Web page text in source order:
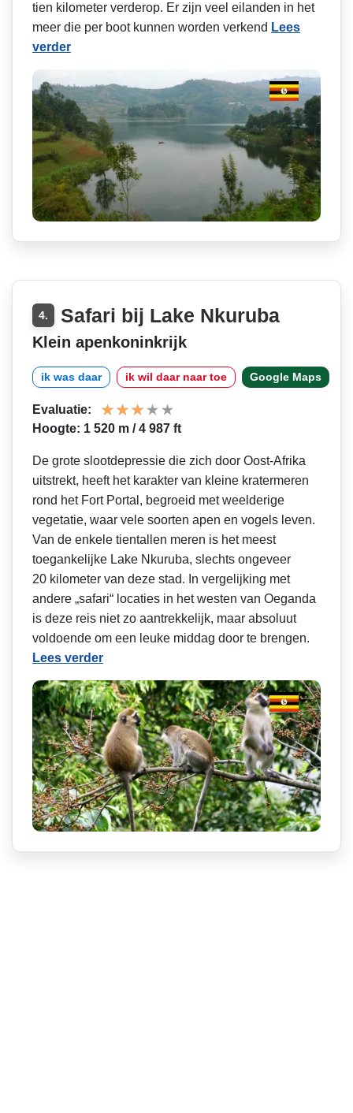
tien kilometer verderop. Er zijn veel eilanden in het
meer die per boot kunnen worden verkend Lees
verder
4. Safari bij Lake Nkuruba
Klein apenkoninkrijk
ik was daar ik wil daar naar toe Google Maps
Evaluatie:
Hoogte: 1 520 m / 4 987 ft
De grote slootdepressie die zich door Oost-Afrika
uitstrekt, heeft het karakter van kleine kratermeren
rond het Fort Portal, begroeid met weelderige
vegetatie, waar vele soorten apen en vogels leven.
Van de enkele tientallen meren is het meest
toegankelijke Lake Nkuruba, slechts ongeveer
20 kilometer van deze stad. In vergelijking met
andere „safari“ locaties in het westen van Oeganda
is deze reis niet zo aantrekkelijk, maar absoluut
voldoende om een leuke middag door te brengen.
Lees verder